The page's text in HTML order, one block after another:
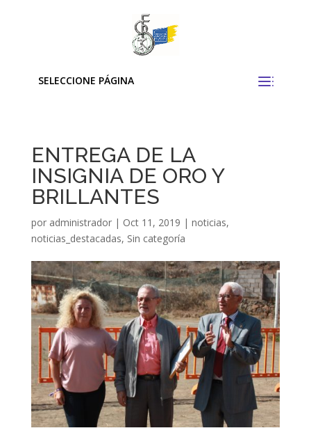
SELECCIONE PÁGINA
ENTREGA DE LA
INSIGNIA DE ORO Y
BRILLANTES
por administrador| Oct 11, 2019 | noticias,
noticias_destacadas, Sin categoría